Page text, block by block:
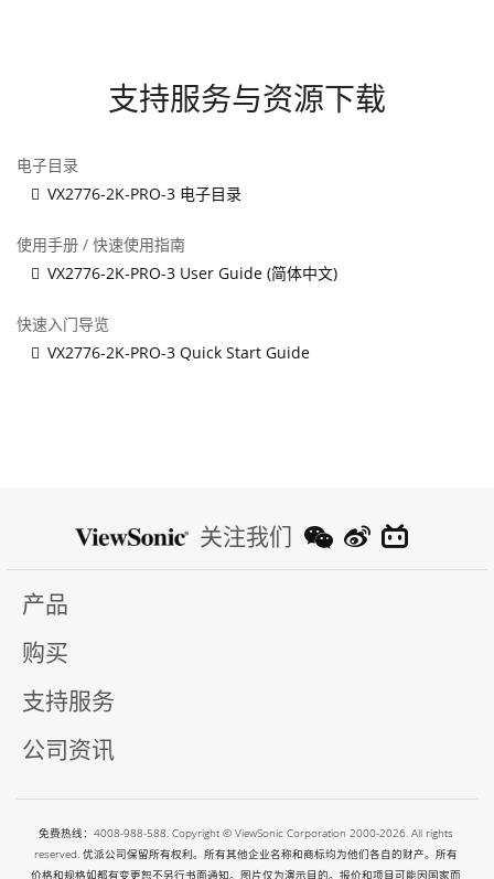
支持服务与资源下载
电子目录
VX2776-2K-PRO-3 电子目录
使用手册 / 快速使用指南
VX2776-2K-PRO-3 User Guide (简体中文)
快速入门导览
VX2776-2K-PRO-3 Quick Start Guide
关注我们
产品
购买
支持服务
公司资讯
免费热线：4008-988-588. Copyright © ViewSonic Corporation 2000-2026. All rights
reserved. 优派公司保留所有权利。所有其他企业名称和商标均为他们各自的财产。所有
价格和规格如都有变更恕不另行书面通知。图片仅为演示目的。报价和项目可能因国家而